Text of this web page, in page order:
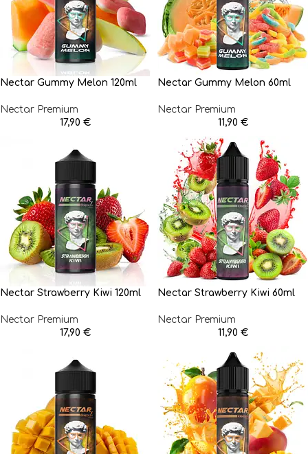
Nectar Gummy Melon 120ml
Nectar Premium
17,90 €
Nectar Gummy Melon 60ml
Nectar Premium
11,90 €
Nectar Strawberry Kiwi 120ml
Nectar Premium
17,90 €
Nectar Strawberry Kiwi 60ml
Nectar Premium
11,90 €